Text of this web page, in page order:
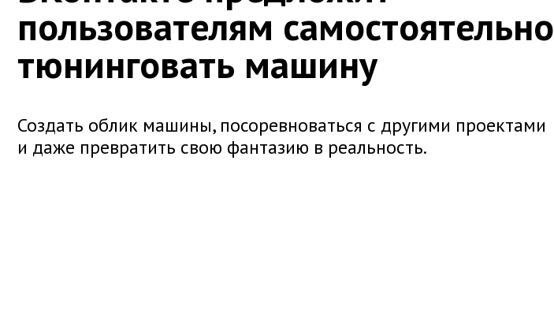
пользователям самостоятельно
тюнинговать машину
Создать облик машины, посоревноваться с другими проектами
и даже превратить свою фантазию в реальность.